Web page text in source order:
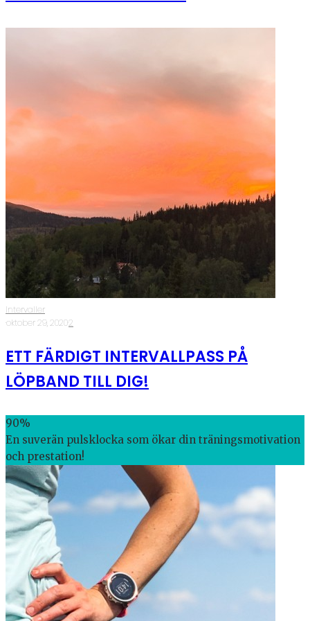
Intervaller
·oktober 29, 2020·2
ETT FÄRDIGT INTERVALLPASS PÅ
LÖPBAND TILL DIG!
90%
En suverän pulsklocka som ökar din träningsmotivation
och prestation!